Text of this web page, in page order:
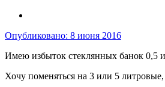
Опубликовано: 8 июня 2016
Имею избыток стеклянных банок 0,5 и
Хочу поменяться на 3 или 5